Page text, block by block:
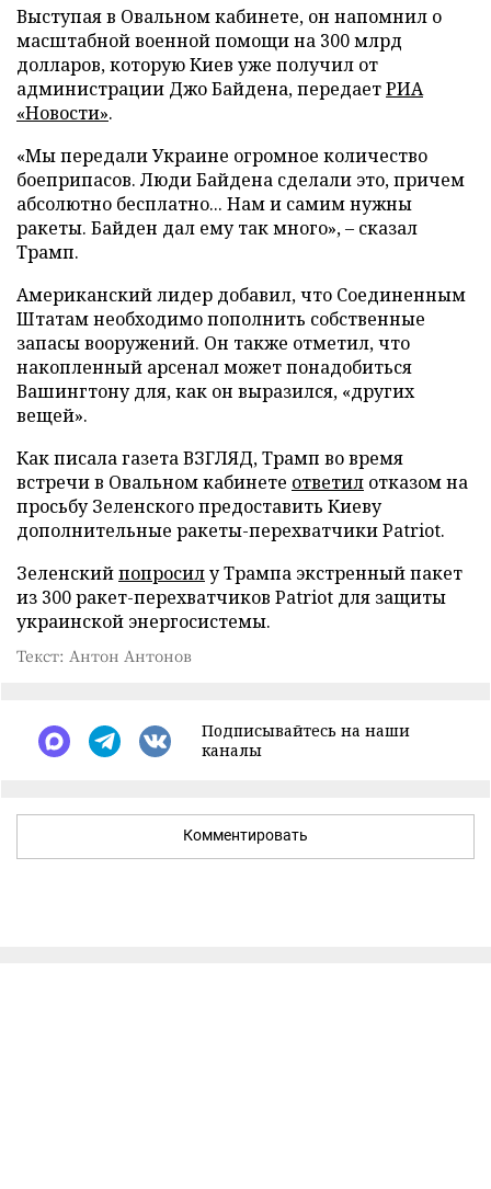
Выступая в Овальном кабинете, он напомнил о
масштабной военной помощи на 300 млрд
долларов, которую Киев уже получил от
администрации Джо Байдена, передаетРИА
«Новости».
«Мы передали Украине огромное количество
боеприпасов. Люди Байдена сделали это, причем
абсолютно бесплатно... Нам и самим нужны
ракеты. Байден дал ему так много», – сказал
Трамп.
Американский лидер добавил, что Соединенным
Штатам необходимо пополнить собственные
запасы вооружений. Он также отметил, что
накопленный арсенал может понадобиться
Вашингтону для, как он выразился, «других
вещей».
Как писала газета ВЗГЛЯД, Трамп во время
встречи в Овальном кабинете ответил отказом на
просьбу Зеленского предоставить Киеву
дополнительные ракеты-перехватчики Patriot.
Зеленскийпопросилу Трампа экстренный пакет
из 300 ракет-перехватчиков Patriot для защиты
украинской энергосистемы.
Текст: Антон Антонов
Подписывайтесь на наши
каналы
Комментировать